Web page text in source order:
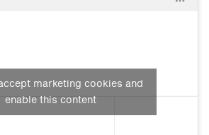
marketing cookies and
enable this content